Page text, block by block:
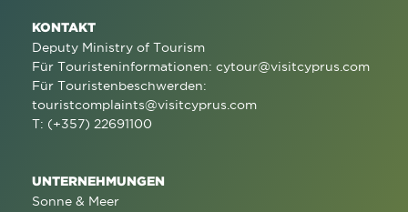
KONTAKT
Deputy Ministry of Tourism
Für Touristeninformationen: cytour@visitcyprus.com
Für Touristenbeschwerden:
touristcomplaints@visitcyprus.com
T: (+357) 22691100
UNTERNEHMUNGEN
Sonne & Meer